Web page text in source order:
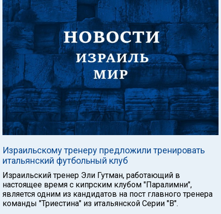
Израильскому тренеру предложили тренировать
итальянский футбольный клуб
Израильский тренер Эли Гутман, работающий в
настоящее время с кипрским клубом "Паралимни",
является одним из кандидатов на пост главного тренера
команды "Триестина" из итальянской Серии "В".